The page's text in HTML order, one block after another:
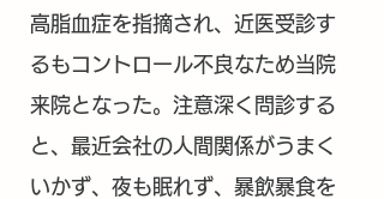
高脂血症を指摘され、近医受診す
るもコントロール不良なため当院
来院となった。注意深く問診する
と、最近会社の人間関係がうまく
いかず、夜も眠れず、暴飲暴食を